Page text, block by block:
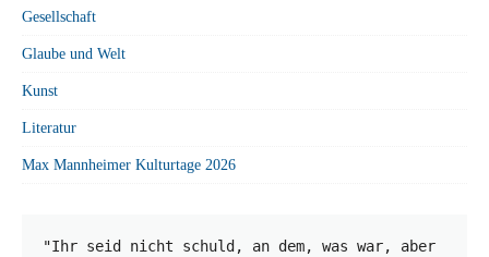
Gesellschaft
Glaube und Welt
Kunst
Literatur
Max Mannheimer Kulturtage 2026
"Ihr seid nicht schuld, an dem, was war, aber